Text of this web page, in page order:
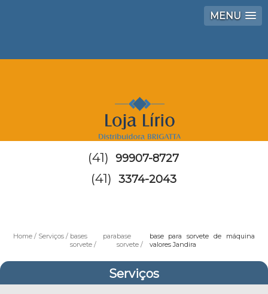
MENU
(41) 99907-8727
(41) 3374-2043
Home Serviços
bases para
sorvete
base
sorvete
base para sorvete de máquina
valores Jandira
Serviços